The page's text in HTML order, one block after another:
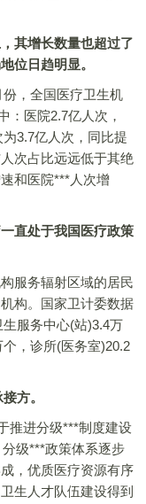
其增长数量也超过了
位日趋明显。
，全国医疗卫生机
：医院2.7亿人次，
3.7亿人次，同比提
次占比远远低于其绝
和医院***人次增
直处于我国医疗政策
服务辐射区域的居民
构。国家卫计委数据
服务中心(站)3.4万
，诊所(医务室)20.2
方。
进分级***制度建设
级***政策体系逐步
，优质医疗资源有序
生人才队伍建设得到